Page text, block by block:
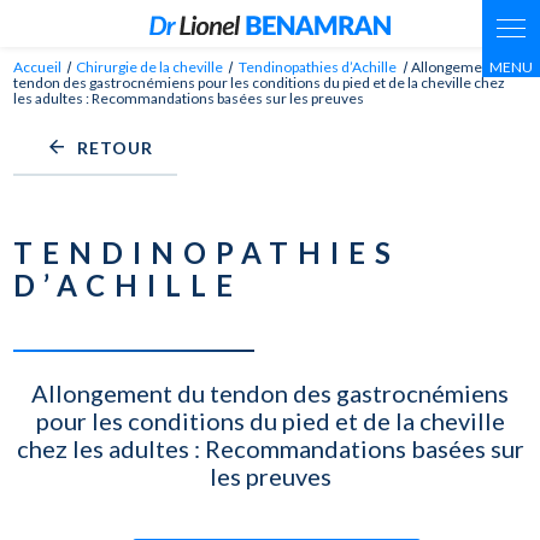
Accueil Chirurgie de la cheville Tendinopathies d’Achille
Allongement du
tendon des gastrocnémiens pour les conditions du pied et de la cheville chez
les adultes : Recommandations basées sur les preuves
RETOUR
TENDINOPATHIES
D’ACHILLE
Allongement du tendon des gastrocnémiens
pour les conditions du pied et de la cheville
chez les adultes : Recommandations basées sur
les preuves
Panneau de gestion des cookies